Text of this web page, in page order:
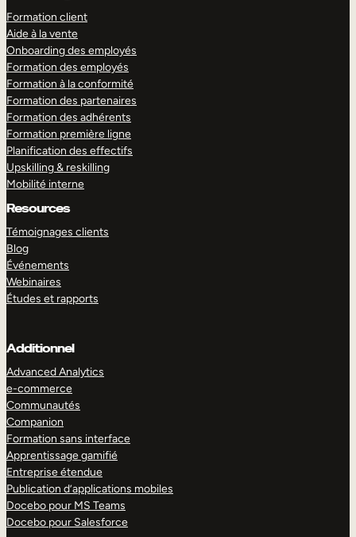
Formation client
Aide à la vente
Onboarding des employés
Formation des employés
Formation à la conformité
Formation des partenaires
Formation des adhérents
Formation première ligne
Planification des effectifs
Upskilling & reskilling
Mobilité interne
Resources
Témoignages clients
Blog
Événements
Webinaires
Études et rapports
Additionnel
Advanced Analytics
e-commerce
Communautés
Companion
Formation sans interface
Apprentissage gamifié
Entreprise étendue
Publication d’applications mobiles
Docebo pour MS Teams
Docebo pour Salesforce